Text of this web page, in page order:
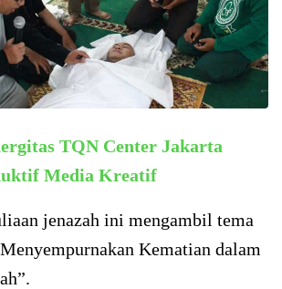
TQN Center Jakarta
Media Kreatif
jenazah ini mengambil tema
Kematian dalam